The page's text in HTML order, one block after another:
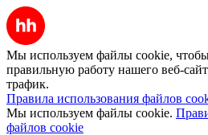
Мы используем файлы cookie, чтобы
правильную работу нашего веб-
трафик.
Правила использования файлов
Мы используем файлы cookie.
файлов cookie